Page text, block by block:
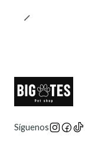
Síguenos